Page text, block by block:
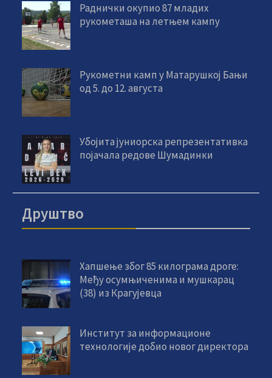
Раднички окупио 87 младих
рукометаша на летњем кампу
Рукометни камп у Матарушкој Бањи
од 5. до 12. августа
Убојита јуниорска репрезентативка
појачала редове Шумадинки
Друштво
Хапшење због 85 килограма дроге:
Међу осумњиченима и мушкарац
(38) из Крагујевца
Институт за информационе
технологије добио новог директора